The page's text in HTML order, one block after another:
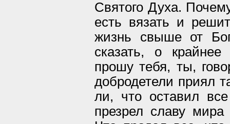
Святого Духа.
есть вязать и
жизнь свыше от
сказать, о
прошу тебя, ты,
добродетели приял
ли, что оставил
презрел славу